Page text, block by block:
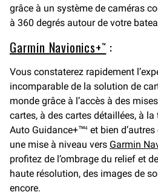
grâce à un système de caméras
à 360 degrés autour de votre
Garmin Navionics+™ :
Vous constaterez rapidement
incomparable de la solution de
monde grâce à l’accès à des
cartes, à des cartes détaillées, à
Auto Guidance+™4 et bien
une mise à niveau vers Garmin
profitez de l’ombrage du relief et
haute résolution, des images de
encore.